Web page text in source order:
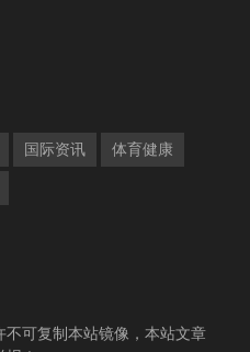
国际资讯 体育健康
可复制本站镜像，本站文章